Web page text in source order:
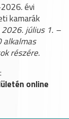
évi
kamarák
2026. július 1. –
alkalmas
részére.
online